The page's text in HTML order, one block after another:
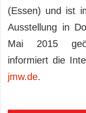
(Essen) und ist
Ausstellung in
Mai 2015
informiert die
jmw.de.